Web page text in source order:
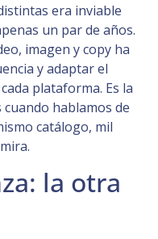
era inviable
un par de años.
imagen y copy ha
y adaptar el
plataforma. Es la
hablamos de
catálogo, mil
la otra